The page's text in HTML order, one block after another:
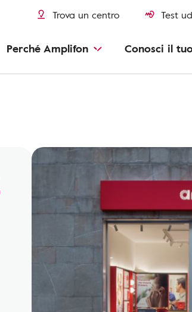
Trova un centro Test
Perché Amplifon Conosci il